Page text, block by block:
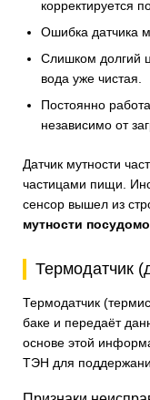
корректируется
Ошибка датчика
Слишком долгий
вода уже чистая.
Постоянно
независимо от
Датчик мутности
частицами пищи.
сенсор вышел из
мутности
Термодатчик
Термодатчик
баке и передаёт
основе этой
ТЭН для